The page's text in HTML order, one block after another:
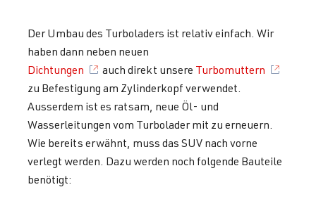
Der Umbau des Turboladers ist relativ einfach. Wir
haben dann neben neuen
Dichtungen
auch direkt unsere Turbomuttern
zu Befestigung am Zylinderkopf verwendet.
Ausserdem ist es ratsam, neue Öl- und
Wasserleitungen vom Turbolader mit zu erneuern.
Wie bereits erwähnt, muss das SUV nach vorne
verlegt werden. Dazu werden noch folgende Bauteile
benötigt: